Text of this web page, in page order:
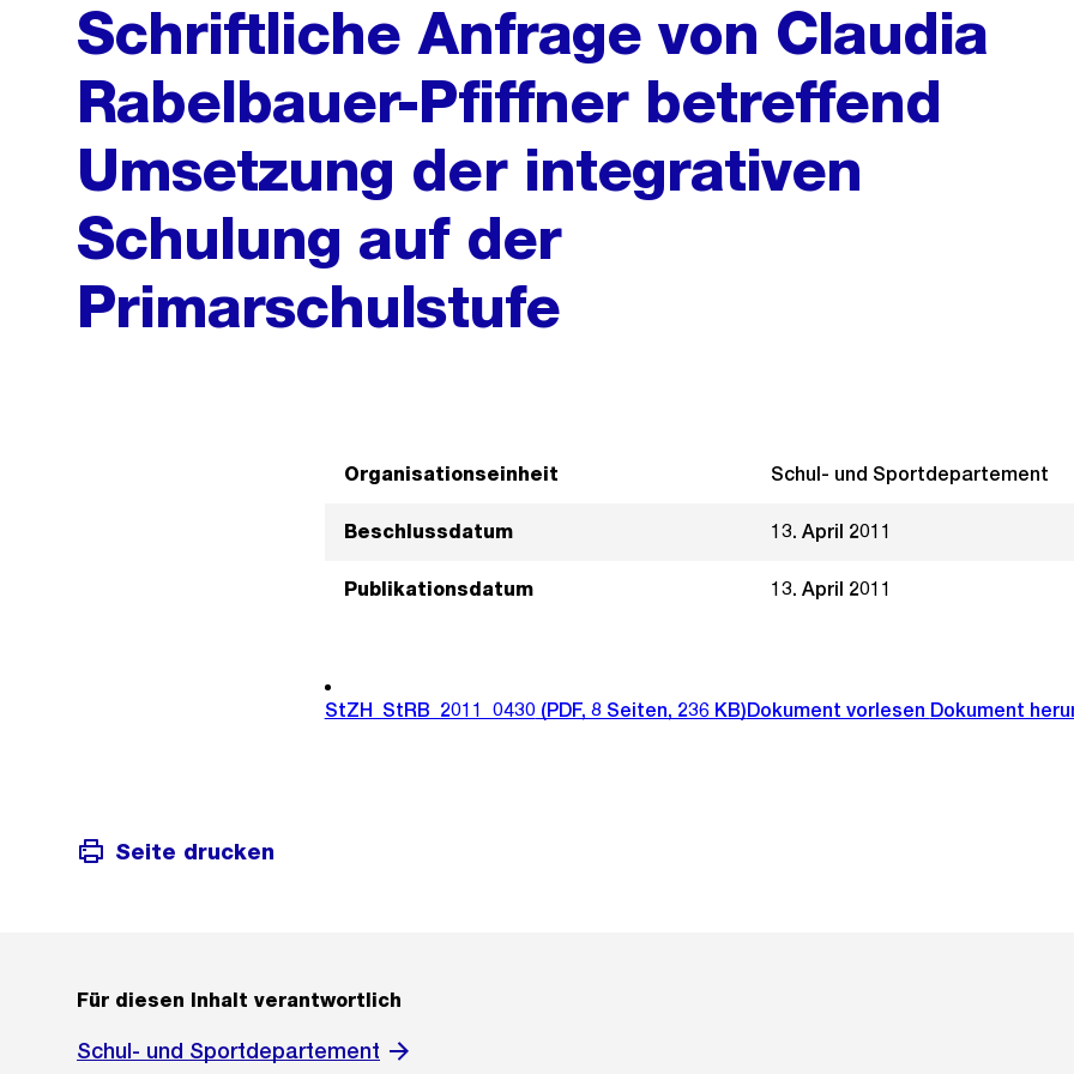
Schriftliche Anfrage von Claudia
Rabelbauer-Pfiffner betreffend
Umsetzung der integrativen
Schulung auf der
Primarschulstufe
Organisationseinheit Schul- und Sportdepartement
Beschlussdatum 13. April 2011
Publikationsdatum 13. April 2011
StZH_StRB_2011_0430 (PDF, 8 Seiten, 236 KB)Dokument vorlesen Dokument
Seite drucken
Für diesen Inhalt verantwortlich
Schul- und Sportdepartement